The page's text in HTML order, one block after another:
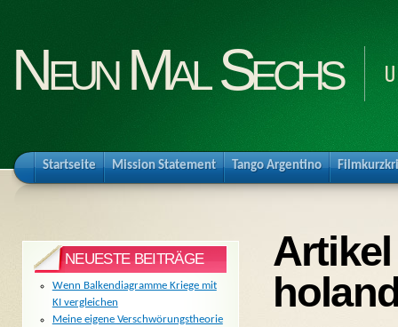
Neun Mal Sechs
Startseite Mission Statement Tango Argentino
NEUESTE BEITRÄGE
Wenn Balkendiagramme Kriege mit
KI vergleichen
Meine eigene Verschwörungstheorie